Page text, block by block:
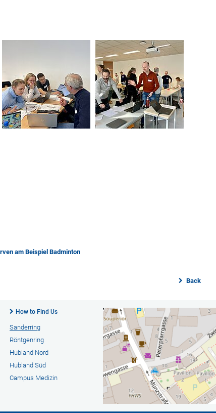
am Beispiel Badminton
Back
How to Find Us
Sanderring
Röntgenring
Hubland Nord
Hubland Süd
Campus Medizin